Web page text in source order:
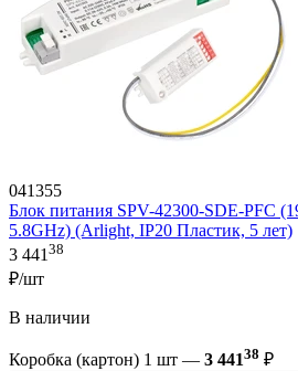
041355
Блок питания SPV-42300-SDE-PFC
5.8GHz) (Arlight, IP20 Пластик, 5 лет)
3 44138
₽/шт
В наличии
Коробка (картон) 1 шт — 3 44138 ₽